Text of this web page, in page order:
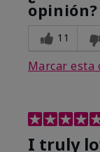
opinión?
11
Marcar esta
I truly